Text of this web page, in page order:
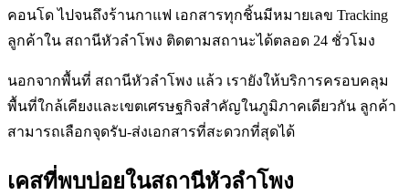
คอนโด ไปจนถึงร้านกาแฟ เอกสารทุกชิ้นมีหมายเลข Tracking
ลูกค้าใน สถานีหัวลำโพง ติดตามสถานะได้ตลอด 24 ชั่วโมง
นอกจากพื้นที่ สถานีหัวลำโพง แล้ว เรายังให้บริการครอบคลุม
พื้นที่ใกล้เคียงและเขตเศรษฐกิจสำคัญในภูมิภาคเดียวกัน ลูกค้า
สามารถเลือกจุดรับ-ส่งเอกสารที่สะดวกที่สุดได้
เคสที่พบบ่อยในสถานีหัวลำโพง